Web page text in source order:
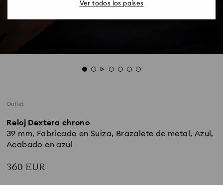
Outlet
Reloj Dextera chrono
39 mm, Fabricado en Suiza, Brazalete de metal, Azul,
Acabado en azul
360 EUR
Ver todos los países